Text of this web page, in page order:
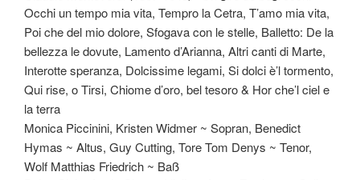
Occhi un tempo mia vita, Tempro la Cetra, T’amo mia vita,
Poi che del mio dolore, Sfogava con le stelle, Balletto: De la
bellezza le dovute, Lamento d’Arianna, Altri canti di Marte,
Interotte speranza, Dolcissime legami, Si dolci è’l tormento,
Qui rise, o Tirsi, Chiome d’oro, bel tesoro & Hor che’l ciel e
la terra
Monica Piccinini, Kristen Widmer ~ Sopran, Benedict
Hymas ~ Altus, Guy Cutting, Tore Tom Denys ~ Tenor,
Wolf Matthias Friedrich ~ Baß